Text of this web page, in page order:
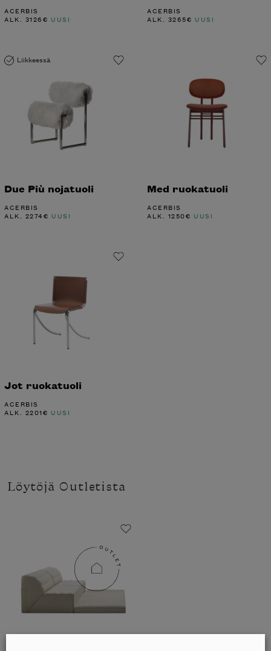
ACERBIS
ALK. 3126€ UUSI
ACERBIS
ALK. 3265€ UUSI
Liikkeessä
Due Più nojatuoli
ACERBIS
ALK. 2274€ UUSI
Med ruokatuoli
ACERBIS
ALK. 1250€ UUSI
Jot ruokatuoli
ACERBIS
ALK. 2201€ UUSI
Löytöjä Outletista